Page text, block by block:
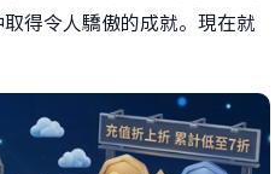
得令人驕傲的成就。現在就